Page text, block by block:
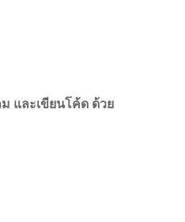
และเขียนโค้ด ด้วย